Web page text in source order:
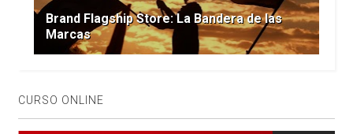
Brand Flagship Store: La Bandera de las
Marcas
CURSO ONLINE